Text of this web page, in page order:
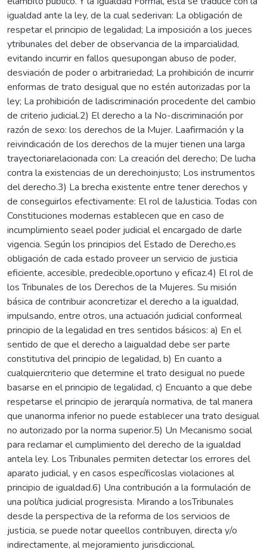
igualdad ante la ley, de la cual sederivan: La obligación de
respetar el principio de legalidad; La imposición a los jueces
ytribunales del deber de observancia de la imparcialidad,
evitando incurrir en fallos quesupongan abuso de poder,
desviación de poder o arbitrariedad; La prohibición de incurrir
enformas de trato desigual que no estén autorizadas por la
ley; La prohibición de ladiscriminación procedente del cambio
de criterio judicial.2) El derecho a la No-discriminación por
razón de sexo: los derechos de la Mujer. Laafirmación y la
reivindicación de los derechos de la mujer tienen una larga
trayectoriarelacionada con: La creación del derecho; De lucha
contra la existencias de un derechoinjusto; Los instrumentos
del derecho.3) La brecha existente entre tener derechos y
de conseguirlos efectivamente: El rol de laJusticia. Todas con
Constituciones modernas establecen que en caso de
incumplimiento seael poder judicial el encargado de darle
vigencia. Según los principios del Estado de Derecho,es
obligación de cada estado proveer un servicio de justicia
eficiente, accesible, predecible,oportuno y eficaz.4) El rol de
los Tribunales de los Derechos de la Mujeres. Su misión
básica de contribuir aconcretizar el derecho a la igualdad,
impulsando, entre otros, una actuación judicial conformeal
principio de la legalidad en tres sentidos básicos: a) En el
sentido de que el derecho a laigualdad debe ser parte
constitutiva del principio de legalidad, b) En cuanto a
cualquiercriterio que determine el trato desigual no puede
basarse en el principio de legalidad, c) Encuanto a que debe
respetarse el principio de jerarquía normativa, de tal manera
que unanorma inferior no puede establecer una trato desigual
no autorizado por la norma superior.5) Un Mecanismo social
para reclamar el cumplimiento del derecho de la igualdad
antela ley. Los Tribunales permiten detectar los errores del
aparato judicial, y en casos específicoslas violaciones al
principio de igualdad.6) Una contribución a la formulación de
una política judicial progresista. Mirando a losTribunales
desde la perspectiva de la reforma de los servicios de
justicia, se puede notar queellos contribuyen, directa y/o
indirectamente, al mejoramiento jurisdiccional.